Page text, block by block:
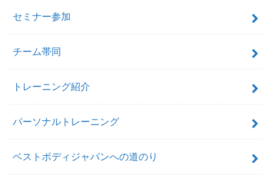
セミナー参加
チーム帯同
トレーニング紹介
パーソナルトレーニング
ベストボディジャパンへの道のり